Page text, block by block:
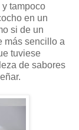
tampoco
en un
si de un
más sencillo a
tuviese
de sabores